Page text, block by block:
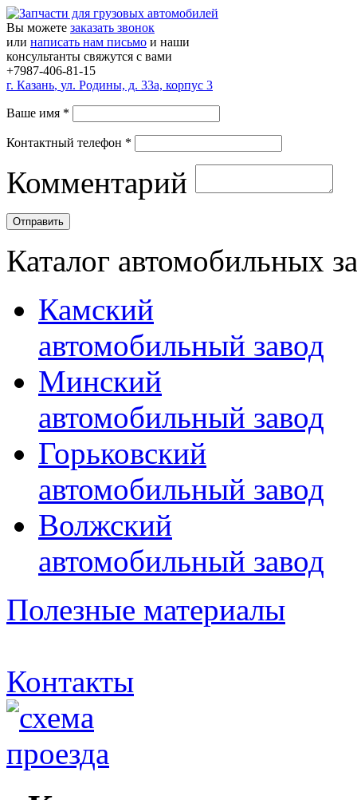
Вы можете заказать звонок
или написать нам письмо и наши
консультанты свяжутся с вами
+7987-406-81-15
г. Казань, ул. Родины, д. 33а, корпус 3
Ваше имя *
Контактный телефон *
Комментарий
Каталог автомобильных
Камский
автомобильный завод
Минский
автомобильный завод
Горьковский
автомобильный завод
Волжский
автомобильный завод
Полезные материалы
Контакты